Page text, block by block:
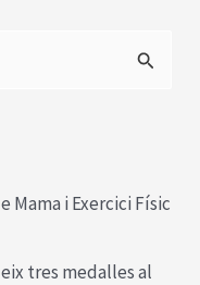
Mama i Exercici Físic
tres medalles al